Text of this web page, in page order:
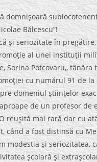
domnişoară
Bălcescu”!
şi seriozitate în
al unei instituţii
Sorina Potcovaru,,
cu numărul 91 de
domeniul ştiinţelor
de un profesor de
reuşită mai rară dar cu
când a fost distinsă cu
modestia şi
şcolară şi